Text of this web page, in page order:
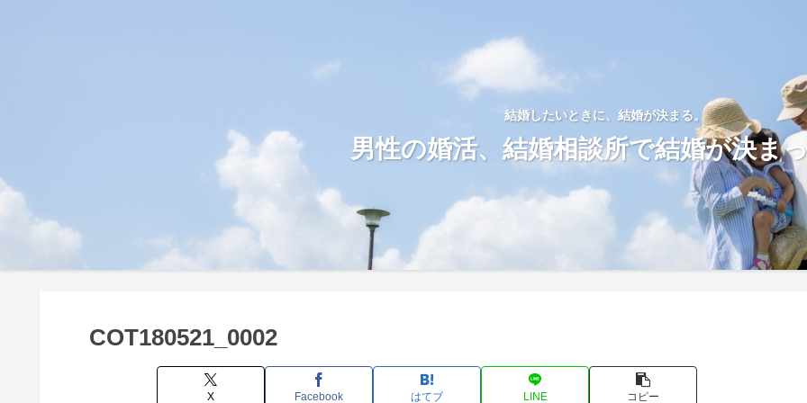
結婚したいときに、結婚が決まる。
男性の婚活、結婚相談所で結婚が決ま
COT180521_0002
X Facebook はてブ LINE コピー